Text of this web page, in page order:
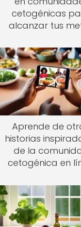
cetogénicas
alcanzar tus
Aprende de
historias
de la
cetogénica en